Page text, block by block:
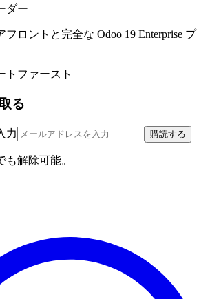
ダー
ロントと完全な Odoo 19 Enterprise プ
トファースト
る
力 購読する
も解除可能。